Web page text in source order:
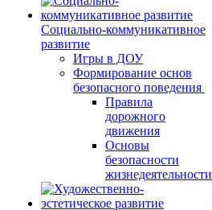
Социально-коммуникативное
развитие
Игры в ДОУ
Формирование основ
безопасного поведения
Правила
дорожного
движения
Основы
безопасности
жизнедеятельности